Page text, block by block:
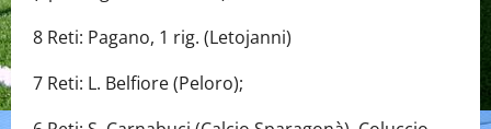
8 Reti: Pagano, 1 rig. (Letojanni)
7 Reti: L. Belfiore (Peloro);